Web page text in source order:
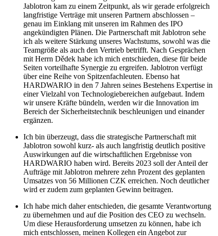
Jablotron kam zu einem Zeitpunkt, als wir gerade erfolgreich
langfristige Verträge mit unseren Partnern abschlossen –
genau im Einklang mit unseren im Rahmen des IPO
angekündigten Plänen. Die Partnerschaft mit Jablotron sehe
ich als weitere Stärkung unseres Wachstums, sowohl was die
Teamgröße als auch den Vertrieb betrifft. Nach Gesprächen
mit Herrn Dědek habe ich mich entschieden, diese für beide
Seiten vorteilhafte Synergie zu ergreifen. Jablotron verfügt
über eine Reihe von Spitzenfachleuten. Ebenso hat
HARDWARIO in den 7 Jahren seines Bestehens Expertise in
einer Vielzahl von Technologiebereichen aufgebaut. Indem
wir unsere Kräfte bündeln, werden wir die Innovation im
Bereich der Sicherheitstechnik beschleunigen und einander
ergänzen.
Ich bin überzeugt, dass die strategische Partnerschaft mit
Jablotron sowohl kurz- als auch langfristig deutlich positive
Auswirkungen auf die wirtschaftlichen Ergebnisse von
HARDWARIO haben wird. Bereits 2023 soll der Anteil der
Aufträge mit Jablotron mehrere zehn Prozent des geplanten
Umsatzes von 56 Millionen CZK erreichen. Noch deutlicher
wird er zudem zum geplanten Gewinn beitragen.
Ich habe mich daher entschieden, die gesamte Verantwortung
zu übernehmen und auf die Position des CEO zu wechseln.
Um diese Herausforderung umsetzen zu können, habe ich
mich entschlossen, meinen Kollegen ein Angebot zur